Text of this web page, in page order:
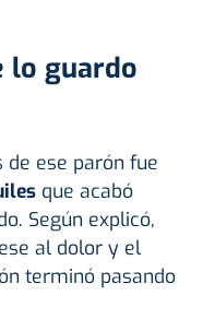
lo guardo
ese parón fue
que acabó
Según explicó,
al dolor y el
terminó pasando